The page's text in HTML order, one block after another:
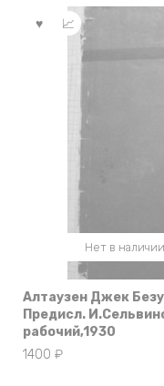
1500 ₽.
Нет в наличии
Алтаузен Джек
Предисл.
рабочий,1930
1400 ₽